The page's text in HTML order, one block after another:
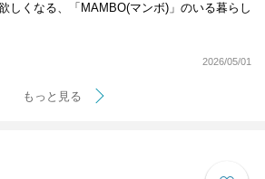
しくなる、「MAMBO(マンボ)」のいる暮らし
2026/05/01
もっと見る